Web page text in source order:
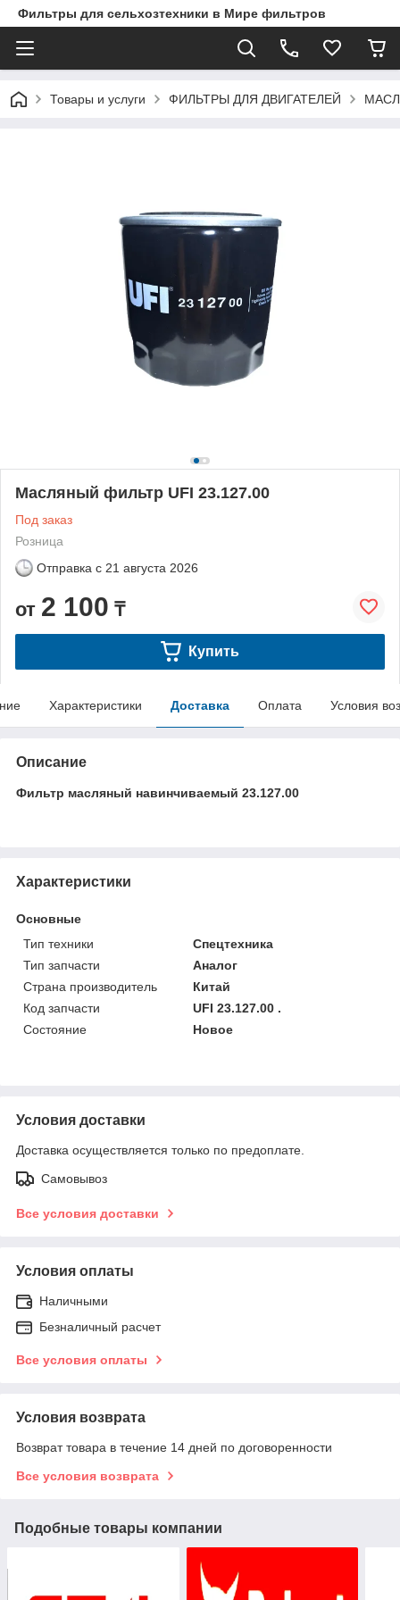
Фильтры для сельхозтехники в Мире фильтров
Товары и услуги ФИЛЬТРЫ ДЛЯ ДВИГАТЕЛЕЙ
Масляный фильтр UFI 23.127.00
Под заказ
Розница
Отправка с 21 августа 2026
от 2 100 ₸
Купить
Характеристики Доставка Оплата Условия
Описание
Фильтр масляный навинчиваемый 23.127.00
Характеристики
Основные
Тип техники
Спецтехника
Тип запчасти
Аналог
Страна производитель
Китай
Код запчасти
UFI 23.127.00 .
Состояние
Новое
Условия доставки
Доставка осуществляется только по предоплате.
Самовывоз
Все условия доставки
Условия оплаты
Наличными
Безналичный расчет
Все условия оплаты
Условия возврата
Возврат товара в течение 14 дней по договоренности
Все условия возврата
Подобные товары компании